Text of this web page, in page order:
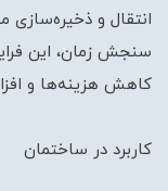
انتقال و ذخیره‌سازی
سنجش زمان، این
کاهش هزینه‌ها و
کاربرد در ساختمان